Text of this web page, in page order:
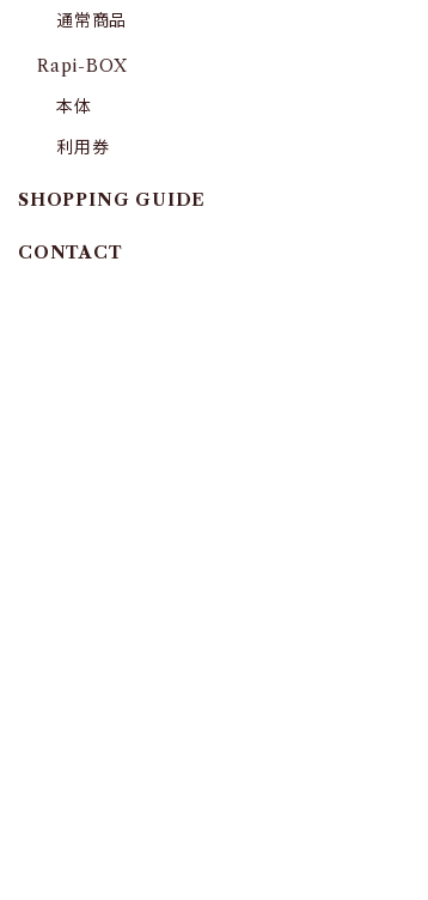
通常商品
Rapi-BOX
本体
利用券
SHOPPING GUIDE
CONTACT